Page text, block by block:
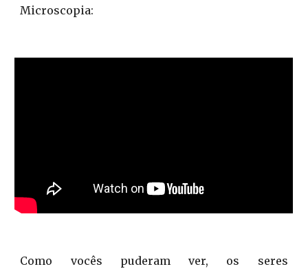
Microscopia:
Como vocês puderam ver, os seres